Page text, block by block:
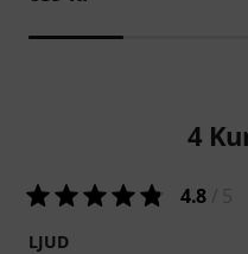
4
4.8
LJUD